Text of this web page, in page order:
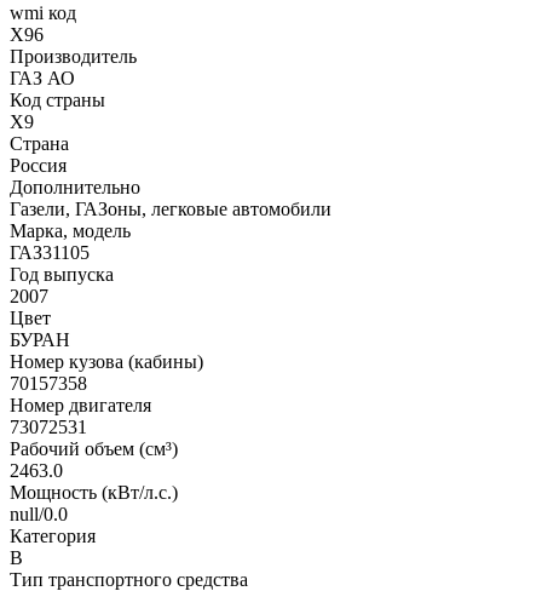
wmi код
X96
Производитель
ГАЗ АО
Код страны
X9
Страна
Россия
Дополнительно
Газели, ГАЗоны, легковые автомобили
Марка, модель
ГАЗ31105
Год выпуска
2007
Цвет
БУРАН
Номер кузова (кабины)
70157358
Номер двигателя
73072531
Рабочий объем (см³)
2463.0
Мощность (кВт/л.с.)
null/0.0
Категория
В
Тип транспортного средства